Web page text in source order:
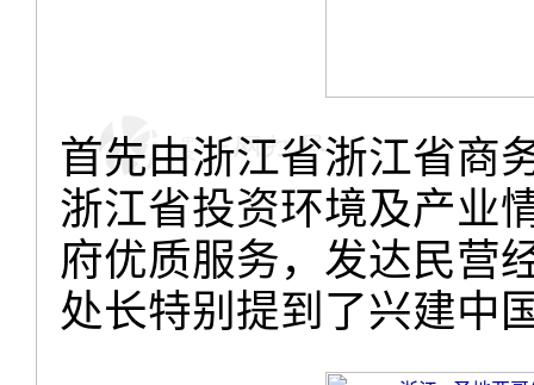
首先由浙江省浙江省商
浙江省投资环境及产业
府优质服务，发达民营
处长特别提到了兴建中